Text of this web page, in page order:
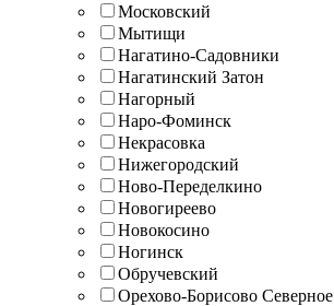
Московский
Мытищи
Нагатино-Садовники
Нагатинский Затон
Нагорный
Наро-Фоминск
Некрасовка
Нижегородский
Ново-Переделкино
Новогиреево
Новокосино
Ногинск
Обручевский
Орехово-Борисово Северное